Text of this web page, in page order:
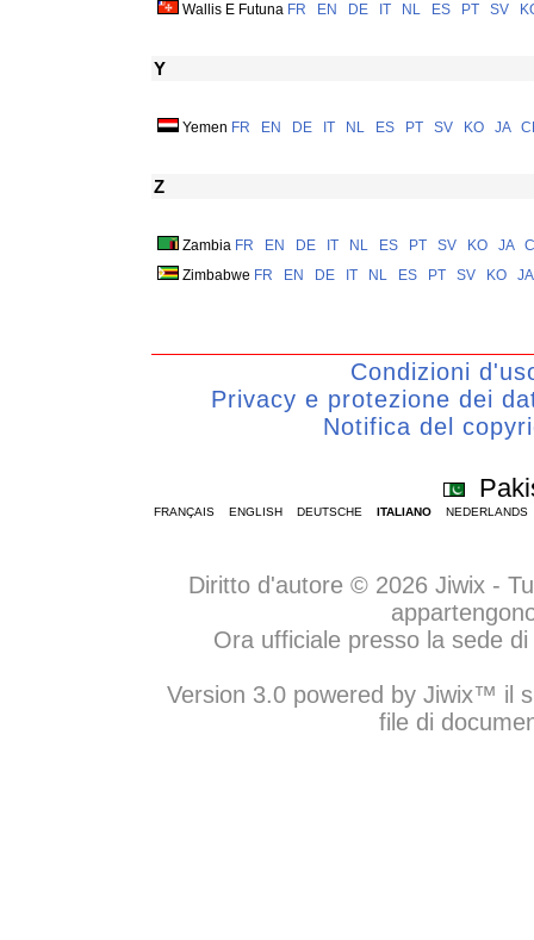
Wallis E Futuna FR EN DE IT NL ES PT SV
Y
Yemen FR EN DE IT NL ES PT SV KO JA
Z
Zambia FR EN DE IT NL ES PT SV KO JA
Zimbabwe FR EN DE IT NL ES PT SV KO JA
Condizioni
Privacy e protezione dei
Notifica del
FRANÇAIS ENGLISH DEUTSCHE ITALIANO NEDERLANDS
Diritto d'autore © 2026 Jiwix -
Ora ufficiale presso la sede
Version 3.0 powered by Jiwix™ il
file di